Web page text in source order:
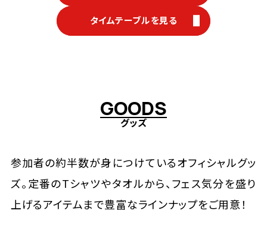
タイムテーブルを見る
GOODS
グッズ
参加者の約半数が身につけているオフィシャルグッ
ズ。定番のTシャツやタオルから、フェス気分を盛り
上げるアイテムまで豊富なラインナップをご用意！